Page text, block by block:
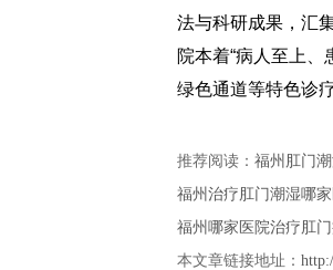
法与科研成果，汇
院本着“病人至上、
绿色通道等特色诊
推荐阅读： 福州肛门
福州治疗肛门潮湿哪
福州哪家医院治疗肛
本文章链接地址：